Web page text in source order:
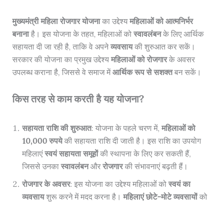
मुख्यमंत्री महिला रोजगार योजनाका उद्देश्य महिलाओं को आत्मनिर्भर
बनानाहै। इस योजना के तहत, महिलाओं को स्वावलंबनके लिए आर्थिक
सहायता दी जा रही है, ताकि वे अपनेव्यवसायकी शुरुआत कर सकें।
सरकार की योजना का प्रमुख उद्देश्य महिलाओं को रोजगारके अवसर
उपलब्ध कराना है, जिससे वे समाज मेंआर्थिक रूप से सशक्तबन सकें।
किस तरह से काम करती है यह योजना?
सहायता राशि की शुरुआत: योजना के पहले चरण में, महिलाओं को
10,000 रुपयेकी सहायता राशि दी जाती है। इस राशि का उपयोग
महिलाएंस्वयं सहायता समूहोंकी स्थापना के लिए कर सकती हैं,
जिससे उनका स्वावलंबनऔर रोजगारकी संभावनाएं बढ़ती हैं।
रोजगार के अवसर: इस योजना का उद्देश्य महिलाओं को स्वयं का
व्यवसायशुरू करने में मदद करना है। महिलाएं छोटे-मोटे व्यवसायोंको